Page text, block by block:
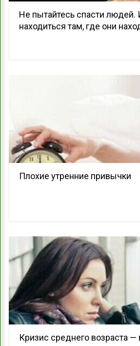
Не пытайтесь спасти
находиться там, где они
Плохие утренние привычки
Кризис среднего возраста